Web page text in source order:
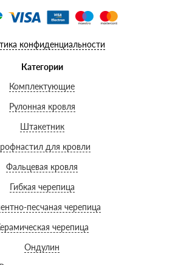
конфиденциальности
Категории
Комплектующие
Рулонная кровля
Штакетник
для кровли
Фальцевая кровля
Гибкая черепица
песчаная черепица
черепица
Ондулин